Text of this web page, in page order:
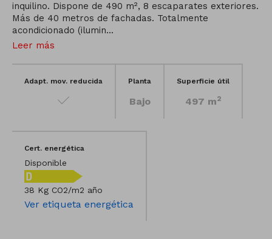
inquilino. Dispone de 490 m², 8 escaparates exteriores.
Más de 40 metros de fachadas. Totalmente
acondicionado (ilumin...
Leer más
Adapt. mov. reducida Planta
Bajo
Superficie útil
497 m2
Cert. energética
Disponible
38 Kg CO2/m2 año
Ver etiqueta energética